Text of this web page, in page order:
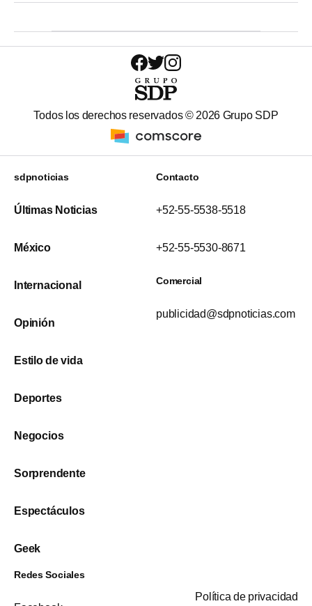
Todos los derechos reservados © 2026 Grupo SDP
sdpnoticias
Últimas Noticias
México
Internacional
Opinión
Estilo de vida
Deportes
Negocios
Sorprendente
Espectáculos
Geek
Contacto
+52-55-5538-5518
+52-55-5530-8671
Comercial
publicidad@sdpnoticias.com
Redes Sociales
Política de privacidad